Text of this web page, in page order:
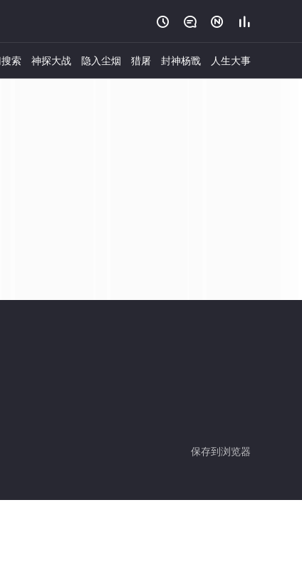
   
索 神探大战 隐入尘烟 猎屠 封神杨戬 人生大事
保存到浏览器